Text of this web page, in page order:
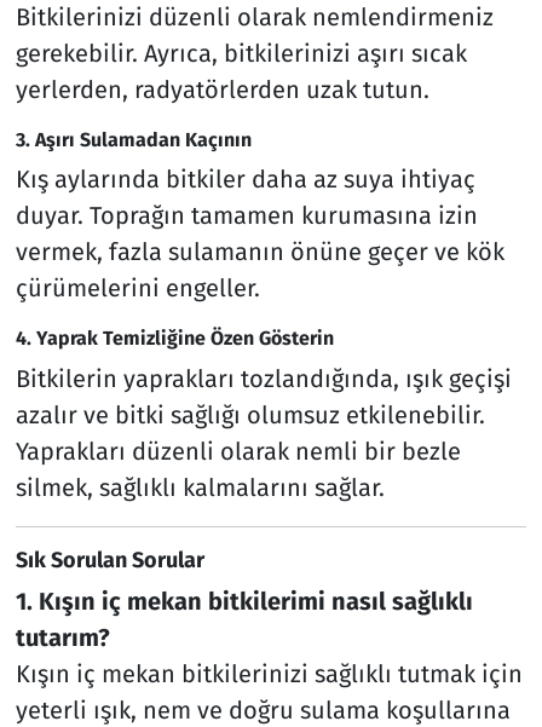
Bitkilerinizi düzenli olarak nemlendirmeniz
gerekebilir. Ayrıca, bitkilerinizi aşırı sıcak
yerlerden, radyatörlerden uzak tutun.
3. Aşırı Sulamadan Kaçının
Kış aylarında bitkiler daha az suya ihtiyaç
duyar. Toprağın tamamen kurumasına izin
vermek, fazla sulamanın önüne geçer ve kök
çürümelerini engeller.
4. Yaprak Temizliğine Özen Gösterin
Bitkilerin yaprakları tozlandığında, ışık geçişi
azalır ve bitki sağlığı olumsuz etkilenebilir.
Yaprakları düzenli olarak nemli bir bezle
silmek, sağlıklı kalmalarını sağlar.
Sık Sorulan Sorular
1. Kışın iç mekan bitkilerimi nasıl sağlıklı
tutarım?
Kışın iç mekan bitkilerinizi sağlıklı tutmak için
yeterli ışık, nem ve doğru sulama koşullarına